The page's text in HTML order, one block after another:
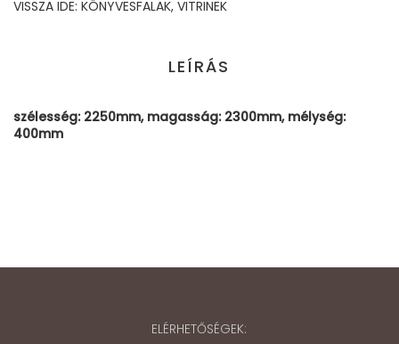
VISSZA IDE: KÖNYVESFALAK, VITRINEK
LEÍRÁS
szélesség: 2250mm, magasság: 2300mm, mélység:
400mm
ELÉRHETŐSÉGEK: